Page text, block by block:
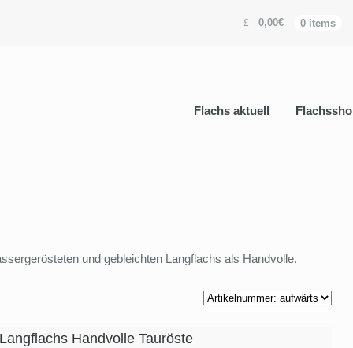
0,00€ 0 items
Flachs aktuell
und gebleichten Langflachs als Handvolle.
Handvolle Tauröste